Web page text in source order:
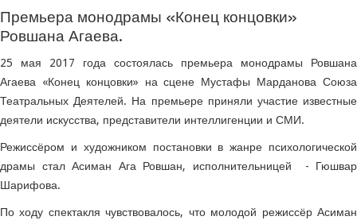
Премьера монодрамы «Конец концовки»
Ровшана Агаева.
25 мая 2017 года состоялась премьера монодрамы Ровшана
Агаева «Конец концовки» на сцене Мустафы Марданова Союза
Театральных Деятелей. На премьере приняли участие известные
деятели искусства, представители интеллигенции и СМИ.
Режиссёром и художником постановки в жанре психологической
драмы стал Асиман Ага Ровшан, исполнительницей - Гюшвар
Шарифова.
По ходу спектакля чувствовалось, что молодой режиссёр Асиман